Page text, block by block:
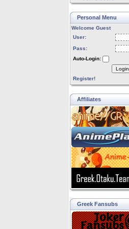
Personal Menu
Welcome Guest
User:
Pass:
Auto-Login:
Login
Register!
Affiliates
Greek Fansubs